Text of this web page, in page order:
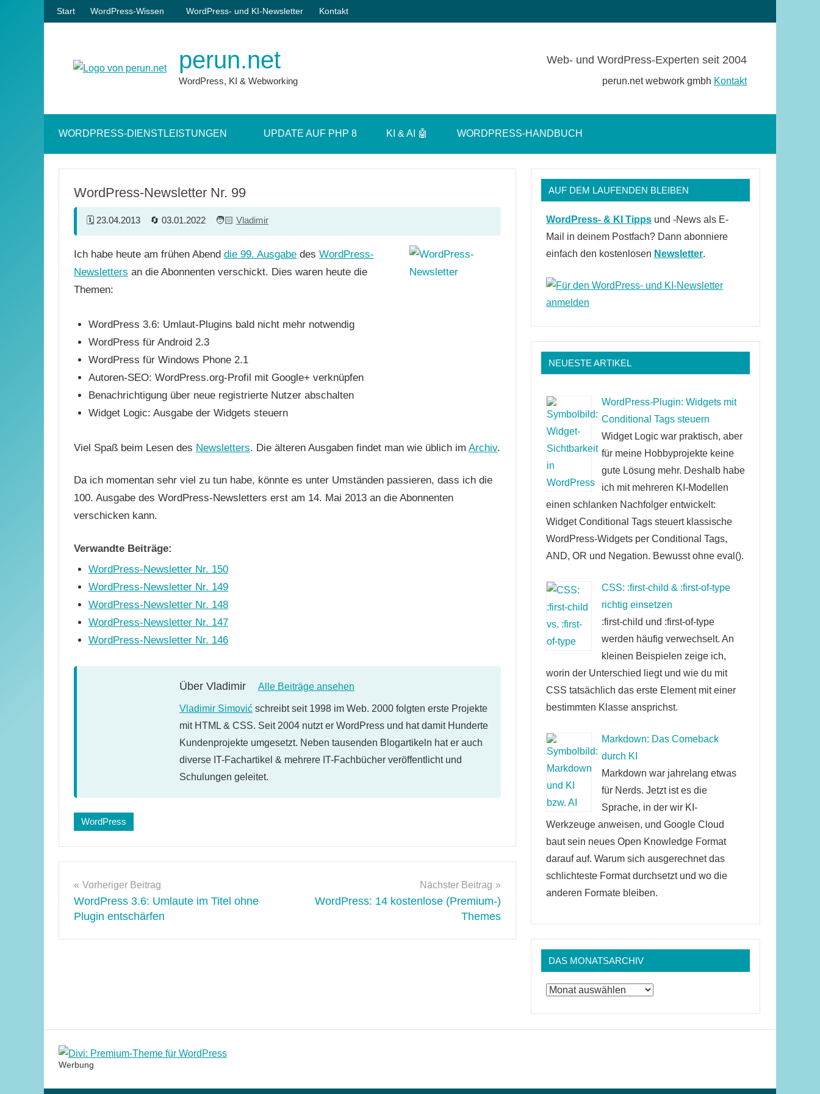
Zum
Inhalt
Start WordPress-Wissen WordPress- und KI-Newsletter Kontakt
perun.net
WordPress, KI & Webworking
Web- und WordPress-Experten seit 2004
perun.net webwork gmbh Kontakt
öffnen
WORDPRESS-DIENSTLEISTUNGEN UPDATE AUF PHP 8 KI & AI 🤖 WORDPRESS-HANDBUCH
WordPress-Newsletter Nr. 99
23.04.2013 03.01.2022 Vladimir
Ich habe heute am frühen Abend die 99. Ausgabe des WordPress-
Newsletters an die Abonnenten verschickt. Dies waren heute die
Themen:
WordPress 3.6: Umlaut-Plugins bald nicht mehr notwendig
WordPress für Android 2.3
WordPress für Windows Phone 2.1
Autoren-SEO: WordPress.org-Profil mit Google+ verknüpfen
Benachrichtigung über neue registrierte Nutzer abschalten
Widget Logic: Ausgabe der Widgets steuern
Viel Spaß beim Lesen des Newsletters. Die älteren Ausgaben findet man wie üblich im Archiv.
Da ich momentan sehr viel zu tun habe, könnte es unter Umständen passieren, dass ich die
100. Ausgabe des WordPress-Newsletters erst am 14. Mai 2013 an die Abonnenten
verschicken kann.
Verwandte Beiträge:
WordPress-Newsletter Nr. 150
WordPress-Newsletter Nr. 149
WordPress-Newsletter Nr. 148
WordPress-Newsletter Nr. 147
WordPress-Newsletter Nr. 146
Über Vladimir Alle Beiträge ansehen
Vladimir Simović schreibt seit 1998 im Web. 2000 folgten erste Projekte
mit HTML & CSS. Seit 2004 nutzt er WordPress und hat damit Hunderte
Kundenprojekte umgesetzt. Neben tausenden Blogartikeln hat er auch
diverse IT-Fachartikel & mehrere IT-Fachbücher veröffentlicht und
Schulungen geleitet.
Schlagwörter:
WordPress
Beitragsnavigation
Vorheriger Beitrag
WordPress 3.6: Umlaute im Titel ohne
Plugin entschärfen
Nächster Beitrag
WordPress: 14 kostenlose (Premium-)
Themes
AUF DEM LAUFENDEN BLEIBEN
WordPress- & KI Tipps und -News als E-
Mail in deinem Postfach? Dann abonniere
einfach den kostenlosen Newsletter.
NEUESTE ARTIKEL
WordPress-Plugin: Widgets mit
Conditional Tags steuern
Widget Logic war praktisch, aber
für meine Hobbyprojekte keine
gute Lösung mehr. Deshalb habe
ich mit mehreren KI-Modellen
einen schlanken Nachfolger entwickelt:
Widget Conditional Tags steuert klassische
WordPress-Widgets per Conditional Tags,
AND, OR und Negation. Bewusst ohne eval().
CSS: :first-child & :first-of-type
richtig einsetzen
:first-child und :first-of-type
werden häufig verwechselt. An
kleinen Beispielen zeige ich,
worin der Unterschied liegt und wie du mit
CSS tatsächlich das erste Element mit einer
bestimmten Klasse ansprichst.
Markdown: Das Comeback
durch KI
Markdown war jahrelang etwas
für Nerds. Jetzt ist es die
Sprache, in der wir KI-
Werkzeuge anweisen, und Google Cloud
baut sein neues Open Knowledge Format
darauf auf. Warum sich ausgerechnet das
schlichteste Format durchsetzt und wo die
anderen Formate bleiben.
DAS MONATSARCHIV
Das
Werbung